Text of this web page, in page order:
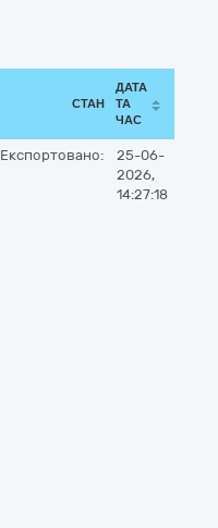
СТАН
ДАТА
ТА
ЧАС
Експортовано:
25-06-
2026,
14:27:18